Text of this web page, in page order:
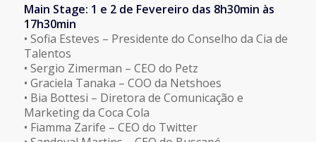
Main Stage: 1 e 2 de Fevereiro das 8h30min às
17h30min
• Sofia Esteves – Presidente do Conselho da Cia de
Talentos
• Sergio Zimerman – CEO do Petz
• Graciela Tanaka – COO da Netshoes
• Bia Bottesi – Diretora de Comunicação e
Marketing da Coca Cola
• Fiamma Zarife – CEO do Twitter